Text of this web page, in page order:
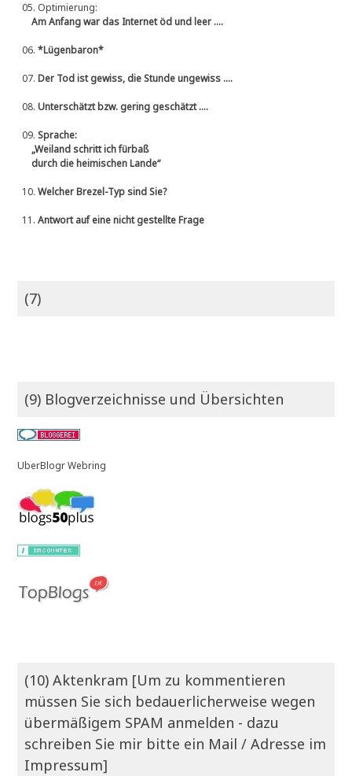
05. Optimierung:
Am Anfang war das Internet öd und leer ....
06.*Lügenbaron*
07.Der Tod ist gewiss, die Stunde ungewiss ....
08.Unterschätzt bzw. gering geschätzt ....
09.Sprache:
„Weiland schritt ich fürbaß
durch die heimischen Lande“
10.Welcher Brezel-Typ sind Sie?
11.Antwort auf eine nicht gestellte Frage
(7)
(9) Blogverzeichnisse und Übersichten
UberBlogr Webring
(10) Aktenkram [Um zu kommentieren
müssen Sie sich bedauerlicherweise wegen
übermäßigem SPAM anmelden - dazu
schreiben Sie mir bitte ein Mail / Adresse im
Impressum]